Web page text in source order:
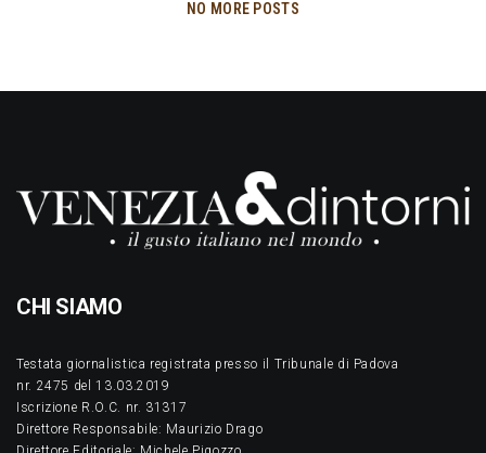
NO MORE POSTS
CHI SIAMO
Testata giornalistica registrata presso il Tribunale di Padova
nr. 2475 del 13.03.2019
Iscrizione R.O.C. nr. 31317
Direttore Responsabile: Maurizio Drago